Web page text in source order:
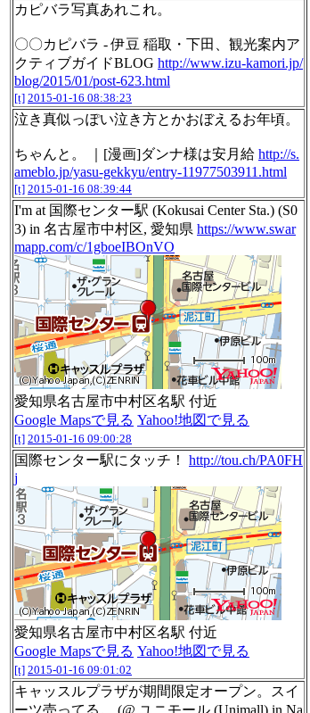
カピバラ写真あれこれ。
〇〇カピバラ - 伊豆 稲取・下田、観光案内ア
クティブガイドBLOG http://www.izu-kamori.jp/
blog/2015/01/post-623.html
[t] 2015-01-16 08:38:23
泣き真似っぽい泣き方とかおぼえるお年頃。
ちゃんと。 ｜[漫画]ダンナ様は安月給 http://s.
ameblo.jp/yasu-gekkyu/entry-11977503911.html
[t] 2015-01-16 08:39:44
I'm at 国際センター駅 (Kokusai Center Sta.) (S0
3) in 名古屋市中村区, 愛知県 https://www.swar
mapp.com/c/1gboeIBOnVO
愛知県名古屋市中村区名駅 付近
Google Mapsで見る Yahoo!地図で見る
[t] 2015-01-16 09:00:28
国際センター駅にタッチ！ http://tou.ch/PA0FH
j
愛知県名古屋市中村区名駅 付近
Google Mapsで見る Yahoo!地図で見る
[t] 2015-01-16 09:01:02
キャッスルプラザが期間限定オープン。スイ